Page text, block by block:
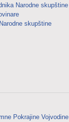
Narodne skupštine
skupštine
Pokrajine Vojvodine